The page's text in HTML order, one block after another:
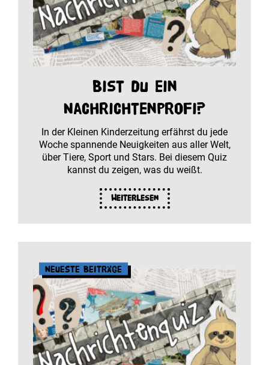
Bist du ein
Nachrichtenprofi?
In der Kleinen Kinderzeitung erfährst du jede
Woche spannende Neuigkeiten aus aller Welt,
über Tiere, Sport und Stars. Bei diesem Quiz
kannst du zeigen, was du weißt.
Weiterlesen
Neueste Beiträge